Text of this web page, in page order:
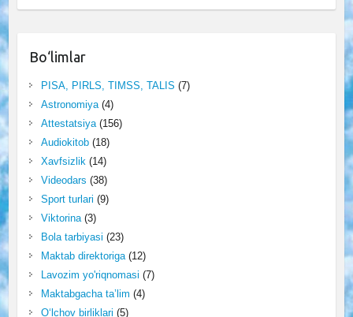
Bo‘limlar
PISA, PIRLS, TIMSS, TALIS (7)
Astronomiya(4)
Attestatsiya(156)
Audiokitob(18)
Xavfsizlik(14)
Videodars (38)
Sport turlari (9)
Viktorina(3)
Bola tarbiyasi (23)
Maktab direktoriga(12)
Lavozim yo'riqnomasi (7)
Maktabgacha ta’lim (4)
O‘lchov birliklari (5)